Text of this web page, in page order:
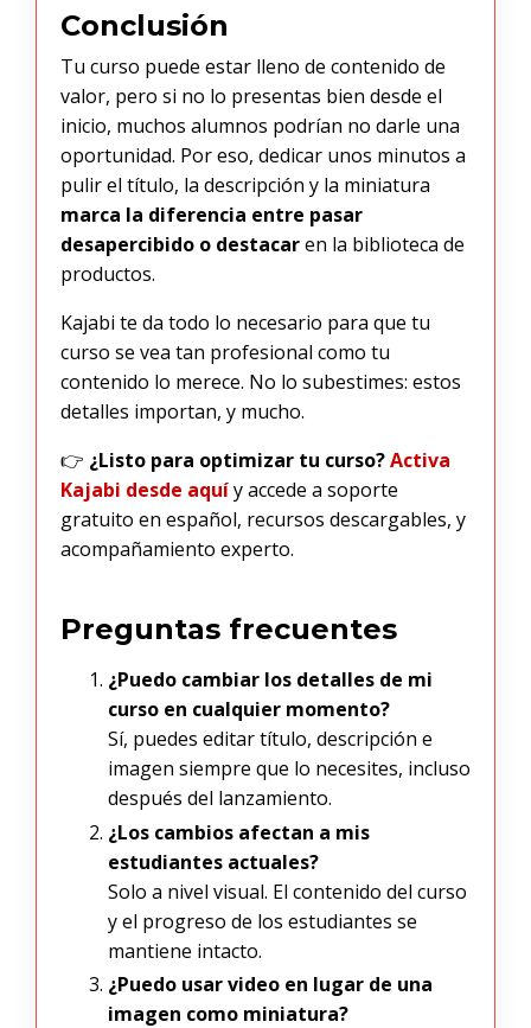
Conclusión
Tu curso puede estar lleno de contenido de
valor, pero si no lo presentas bien desde el
inicio, muchos alumnos podrían no darle una
oportunidad. Por eso, dedicar unos minutos a
pulir el título, la descripción y la miniatura
marca la diferencia entre pasar
desapercibido o destacaren la biblioteca de
productos.
Kajabi te da todo lo necesario para que tu
curso se vea tan profesional como tu
contenido lo merece. No lo subestimes: estos
detalles importan, y mucho.
👉 ¿Listo para optimizar tu curso?Activa
Kajabi desde aquíy accede a soporte
gratuito en español, recursos descargables, y
acompañamiento experto.
Preguntas frecuentes
¿Puedo cambiar los detalles de mi
curso en cualquier momento?
Sí, puedes editar título, descripción e
imagen siempre que lo necesites, incluso
después del lanzamiento.
¿Los cambios afectan a mis
estudiantes actuales?
Solo a nivel visual. El contenido del curso
y el progreso de los estudiantes se
mantiene intacto.
¿Puedo usar video en lugar de una
imagen como miniatura?